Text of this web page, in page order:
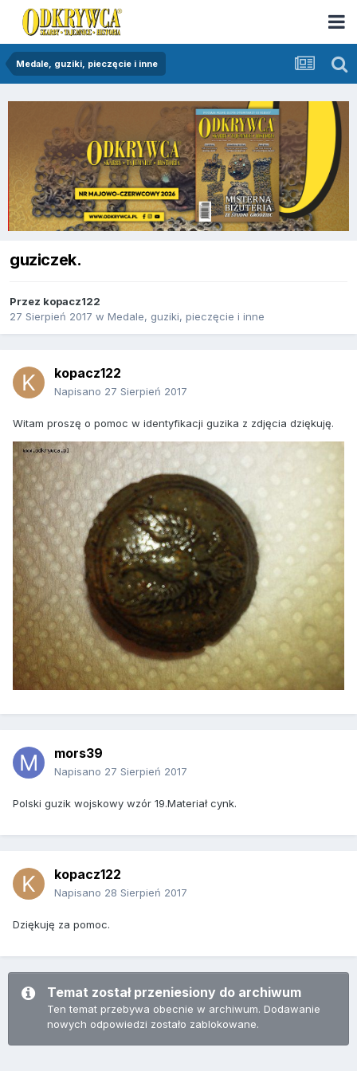
Medale, guziki, pieczęcie i inne
guziczek.
Przez kopacz122
27 Sierpień 2017 w Medale, guziki, pieczęcie i inne
kopacz122
Napisano 27 Sierpień 2017
Witam proszę o pomoc w identyfikacji guzika z zdjęcia dziękuję.
mors39
Napisano 27 Sierpień 2017
Polski guzik wojskowy wzór 19.Materiał cynk.
kopacz122
Napisano 28 Sierpień 2017
Dziękuję za pomoc.
Temat został przeniesiony do archiwum
Ten temat przebywa obecnie w archiwum. Dodawanie
nowych odpowiedzi zostało zablokowane.